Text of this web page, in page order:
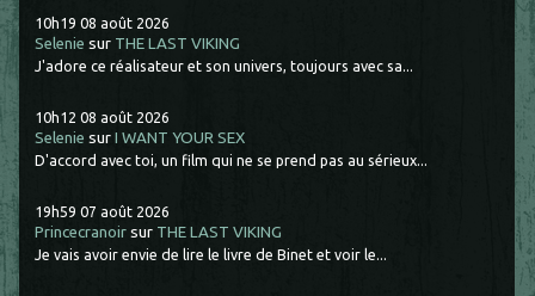
10h19 08 août 2026
Selenie sur THE LAST VIKING
J'adore ce réalisateur et son univers, toujours avec sa...
10h12 08 août 2026
Selenie surI WANT YOUR SEX
D'accord avec toi, un film qui ne se prend pas au sérieux...
19h59 07 août 2026
Princecranoir sur THE LAST VIKING
Je vais avoir envie de lire le livre de Binet et voir le...